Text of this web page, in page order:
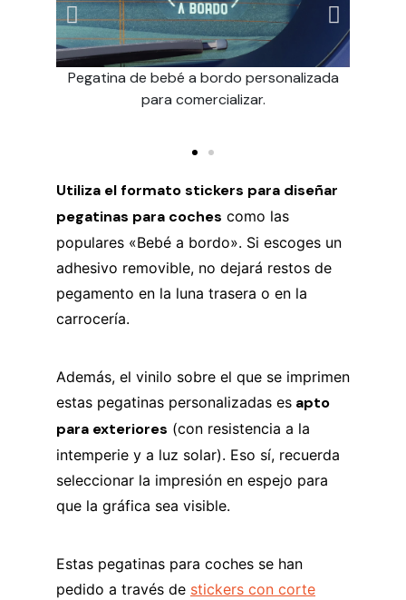
Pegatina de bebé a bordo personalizada
para comercializar.
Utiliza el formato stickers para diseñar
pegatinas para coches como las
populares «Bebé a bordo». Si escoges un
adhesivo removible, no dejará restos de
pegamento en la luna trasera o en la
carrocería.
Además, el vinilo sobre el que se imprimen
estas pegatinas personalizadas es apto
para exteriores (con resistencia a la
intemperie y a luz solar). Eso sí, recuerda
seleccionar la impresión en espejo para
que la gráfica sea visible.
Estas pegatinas para coches se han
pedido a través de stickers con corte